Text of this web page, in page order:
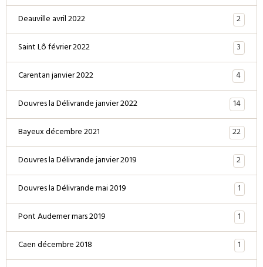
Deauville avril 2022
2
Saint Lô février 2022
3
Carentan janvier 2022
4
Douvres la Délivrande janvier 2022
14
Bayeux décembre 2021
22
Douvres la Délivrande janvier 2019
2
Douvres la Délivrande mai 2019
1
Pont Audemer mars 2019
1
Caen décembre 2018
1